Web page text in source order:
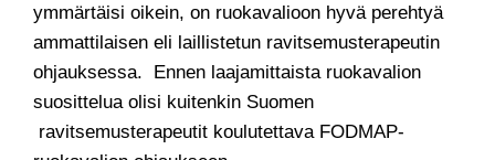
ymmärtäisi oikein, on ruokavalioon hyvä perehtyä
ammattilaisen eli laillistetun ravitsemusterapeutin
ohjauksessa. Ennen laajamittaista ruokavalion
suosittelua olisi kuitenkin Suomen
ravitsemusterapeutit koulutettava FODMAP-